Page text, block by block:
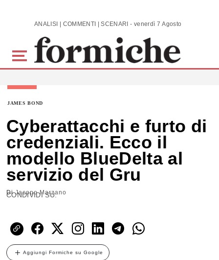
Skip to main content ANALISI | COMMENTI | SCENARI - venerdì 7 Agosto 2026
JAMES BOND
Cyberattacchi e furto di
credenziali. Ecco il
modello BlueDelta al
servizio del Gru
DiJacopo Marzano
CONDIVIDI SU:
Aggiungi Formiche su Google